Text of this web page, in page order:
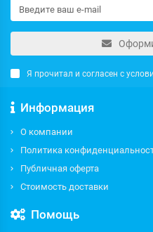
Я прочитал и согласен с
Информация
О компании
Политика
Публичная оферта
Стоимость доставки
Помощь